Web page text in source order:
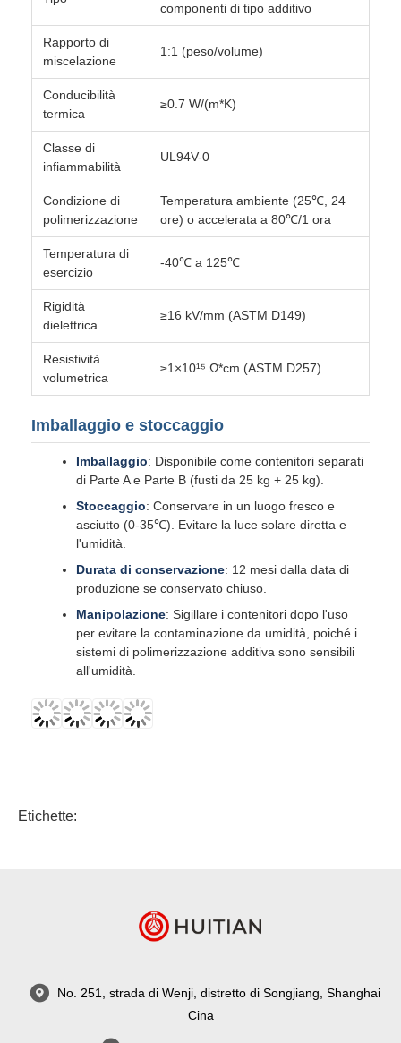
componenti di tipo additivo
Rapporto di
miscelazione
1:1 (peso/volume)
Conducibilità
termica
≥0.7 W/(m*K)
Classe di
infiammabilità
UL94V-0
Condizione di
polimerizzazione
Temperatura ambiente (25℃, 24
ore) o accelerata a 80℃/1 ora
Temperatura di
esercizio
-40℃ a 125℃
Rigidità
dielettrica
≥16 kV/mm (ASTM D149)
Resistività
volumetrica
≥1×10¹⁵ Ω*cm (ASTM D257)
Imballaggio e stoccaggio
Imballaggio: Disponibile come contenitori separati
di Parte A e Parte B (fusti da 25 kg + 25 kg).
Stoccaggio: Conservare in un luogo fresco e
asciutto (0-35℃). Evitare la luce solare diretta e
l'umidità.
Durata di conservazione: 12 mesi dalla data di
produzione se conservato chiuso.
Manipolazione: Sigillare i contenitori dopo l'uso
per evitare la contaminazione da umidità, poiché i
sistemi di polimerizzazione additiva sono sensibili
all'umidità.
Etichette:
No. 251, strada di Wenji, distretto di Songjiang, Shanghai
Cina